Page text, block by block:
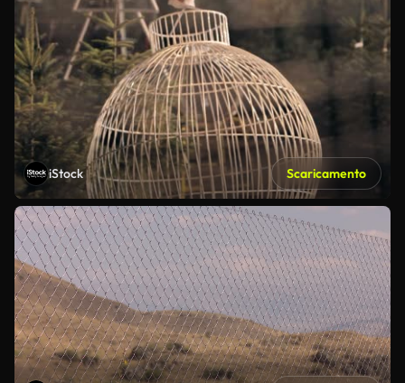
iStock Scaricamento